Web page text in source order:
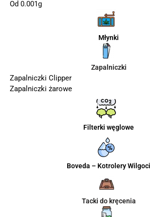
Od 0.001g
Młynki
Zapalniczki
Zapalniczki Clipper
Zapalniczki żarowe
Filterki węglowe
Boveda – Kotrolery Wilgoci
Tacki do kręcenia